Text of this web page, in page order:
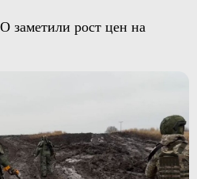
рост цен на